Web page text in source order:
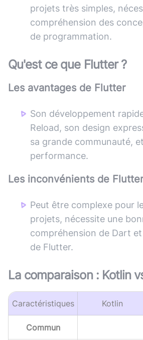
projets très simples,
compréhension des
de programmation.
Qu'est ce que Flutter?
Les avantages de Flutter
Son développement
Reload, son design
sa grande communauté,
performance.
Les inconvénients de Flutter
Peut être complexe pour
projets, nécessite une
compréhension de Dart
de Flutter.
La comparaison : Kotlin
Caractéristiques Kotlin
Commun